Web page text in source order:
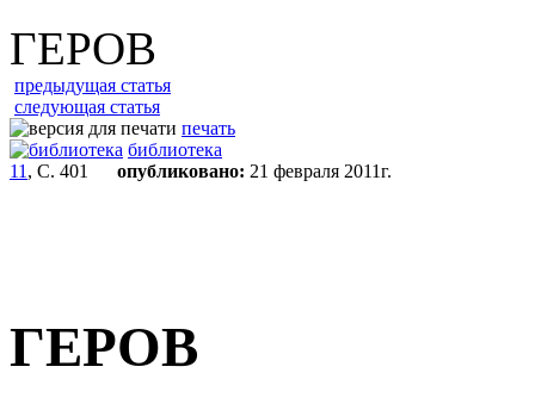
ГЕРОВ
предыдущая статья
следующая статья
печать
библиотека
11 , С. 401 опубликовано: 21 февраля 2011г.
ГЕРОВ